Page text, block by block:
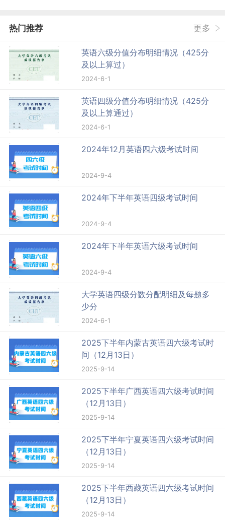
热门推荐 更多
英语六级分值分布明细情况（425分
及以上算过）
2024-6-1
英语四级分值分布明细情况（425分
及以上算通过）
2024-6-1
2024年12月英语四六级考试时间
2024-9-4
2024年下半年英语四级考试时间
2024-9-4
2024年下半年英语六级考试时间
2024-9-4
大学英语四级分数分配明细及每题多
少分
2024-6-1
2025下半年内蒙古英语四六级考试时
间（12月13日）
2025-9-14
2025下半年广西英语四六级考试时间
（12月13日）
2025-9-14
2025下半年宁夏英语四六级考试时间
（12月13日）
2025-9-14
2025下半年西藏英语四六级考试时间
（12月13日）
2025-9-14